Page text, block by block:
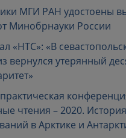
МГИ РАН удостоены
Минобрнауки России
«НТС»: «В
вернулся утерянный
чтения – 2020.
в Арктике и